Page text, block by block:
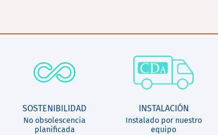
SOSTENIBILIDAD
No obsolescencia
planificada
INSTALACIÓN
Instalado por nuestro
equipo